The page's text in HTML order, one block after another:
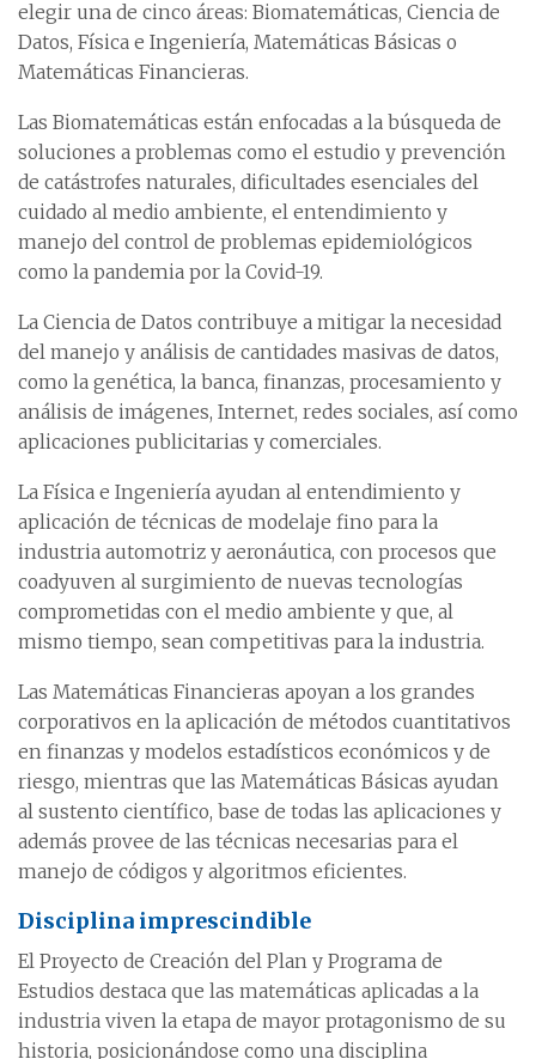
elegir una de cinco áreas: Biomatemáticas, Ciencia de
Datos, Física e Ingeniería, Matemáticas Básicas o
Matemáticas Financieras.
Las Biomatemáticas están enfocadas a la búsqueda de
soluciones a problemas como el estudio y prevención
de catástrofes naturales, dificultades esenciales del
cuidado al medio ambiente, el entendimiento y
manejo del control de problemas epidemiológicos
como la pandemia por la Covid-19.
La Ciencia de Datos contribuye a mitigar la necesidad
del manejo y análisis de cantidades masivas de datos,
como la genética, la banca, finanzas, procesamiento y
análisis de imágenes, Internet, redes sociales, así como
aplicaciones publicitarias y comerciales.
La Física e Ingeniería ayudan al entendimiento y
aplicación de técnicas de modelaje fino para la
industria automotriz y aeronáutica, con procesos que
coadyuven al surgimiento de nuevas tecnologías
comprometidas con el medio ambiente y que, al
mismo tiempo, sean competitivas para la industria.
Las Matemáticas Financieras apoyan a los grandes
corporativos en la aplicación de métodos cuantitativos
en finanzas y modelos estadísticos económicos y de
riesgo, mientras que las Matemáticas Básicas ayudan
al sustento científico, base de todas las aplicaciones y
además provee de las técnicas necesarias para el
manejo de códigos y algoritmos eficientes.
Disciplina imprescindible
El Proyecto de Creación del Plan y Programa de
Estudios destaca que las matemáticas aplicadas a la
industria viven la etapa de mayor protagonismo de su
historia, posicionándose como una disciplina